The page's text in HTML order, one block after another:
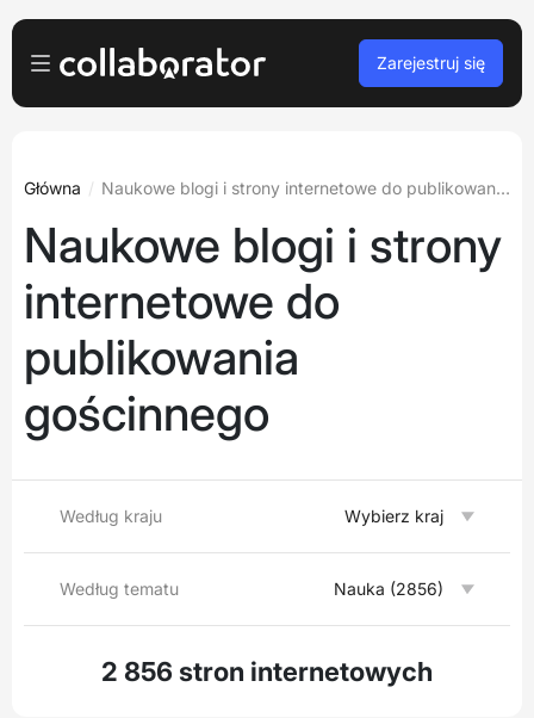
Dla wydawców
Dla agencji
Podcasty i webinary
Blog
Zarezerwuj demo
Języki Polski
Zaloguj
Darmowa rejestracja
Zarejestruj się
Główna Naukowe blogi i strony internetowe do publikowania gościnnego
Naukowe blogi i strony
internetowe do
publikowania
gościnnego
Według kraju Wybierz kraj
Według tematu Nauka (2856)
2 856 stron internetowych